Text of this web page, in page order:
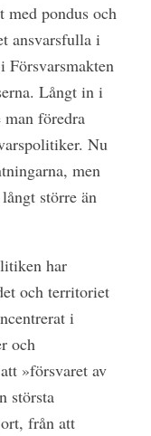
med pondus och
ansvarsfulla i
Försvarsmakten
Långt in i
föredra
Nu
men
större än
har
och territoriet
i
och
»försvaret av
största
från att